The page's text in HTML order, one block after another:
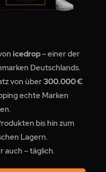
icedrop– einer der
Deutschlands.
von über300.000 €
echte Marken
bis hin zum
Lagern.
auch – täglich.